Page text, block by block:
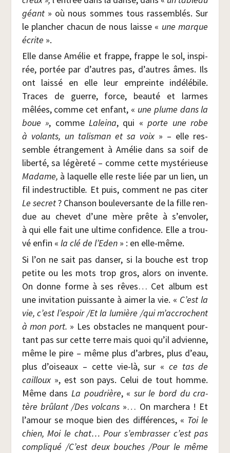
géant» où nous sommes tous ras­sem­blés. Sur
le plan­cher cha­cun de nous laisse « une marque
écrite ».
Elle danse Amé­lie et frappe, frappe le sol, ins­pi­
rée, por­tée par d’autres pas, d’autres âmes. Ils
ont lais­sé en elle leur empreinte indé­lé­bile.
Traces de guerre, force, beau­té et larmes
mêlées, comme cet enfant, « une plume dans la
boue », commeLalei­na, qui «porte une robe
à volants, un talis­man et sa voix » – elle res­
semble étran­ge­ment à Amé­lie dans sa soif de
liber­té, sa légè­re­té – comme cette mys­té­rieuse
Madame, à laquelle elle reste liée par un lien, un
fil indes­truc­tible. Et puis, com­ment ne pas citer
Le secret? Chan­son bou­le­ver­sante de la fille ren­
due au che­vet d’une mère prête à s’envoler,
à qui elle fait une ultime confi­dence. Elle a trou­
vé enfin « la clé de l’Eden» : en elle-même.
Si l’on ne sait pas dan­ser, si la bouche est trop
petite ou les mots trop gros, alors on invente.
On donne forme à ses rêves… Cet album est
une invi­ta­tion puis­sante à aimer la vie. « C’est la
vie, c’est l’espoir /​Et la lumière /​qui m’accrochent
à mon port. » Les obs­tacles ne manquent pour­
tant pas sur cette terre mais quoi qu’il advienne,
même le pire – même plus d’arbres, plus d’eau,
plus d’oiseaux – cette vie-là, sur « ce tas de
cailloux», est son pays. Celui de tout homme.
Même dans La pou­drière, « sur le bord du cra­
tère brû­lant /​Des vol­cans »… On mar­che­ra ! Et
l’amour se moque bien des dif­fé­rences, « Toi le
chien, Moi le chat… Pour s’embrasser c’est pas
com­pli­qué /​C’est deux bouches /​Pour le même